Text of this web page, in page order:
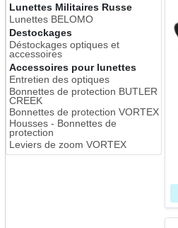
Lunettes Militaires Russe
Lunettes BELOMO
Destockages
Déstockages optiques et
accessoires
Accessoires pour lunettes
Entretien des optiques
Bonnettes de protection BUTLER
CREEK
Bonnettes de protection VORTEX
Housses - Bonnettes de
protection
Leviers de zoom VORTEX